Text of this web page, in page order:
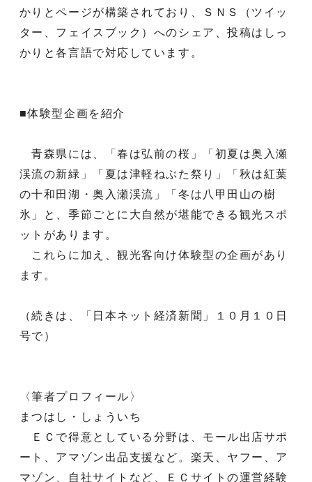
かりとページが構築されており、ＳＮＳ（ツイッ
ター、フェイスブック）へのシェア、投稿はしっ
かりと各言語で対応しています。
■体験型企画を紹介
青森県には、「春は弘前の桜」「初夏は奥入瀬
渓流の新緑」「夏は津軽ねぶた祭り」「秋は紅葉
の十和田湖・奥入瀬渓流」「冬は八甲田山の樹
氷」と、季節ごとに大自然が堪能できる観光スポ
ットがあります。
これらに加え、観光客向け体験型の企画があり
ます。
（続きは、「日本ネット経済新聞」１０月１０日
号で）
〈筆者プロフィール〉
まつはし・しょういち
ＥＣで得意としている分野は、モール出店サポ
ート、アマゾン出品支援など。楽天、ヤフー、ア
マゾン、自社サイトなど、ＥＣサイトの運営経験